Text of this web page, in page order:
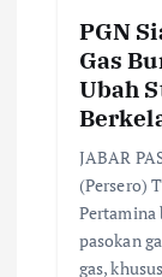
PGN
Gas
Ubah
JABAR
(Persero)
Pertamina
pasokan
gas,